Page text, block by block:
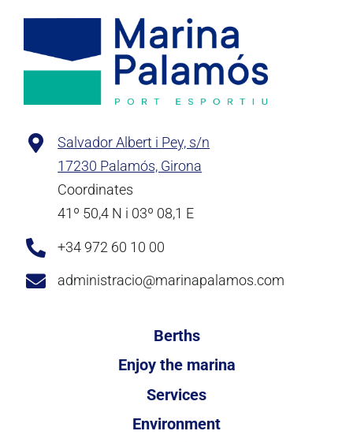
Salvador Albert i Pey, s/n
17230 Palamós, Girona
Coordinates
41º 50,4 N i 03º 08,1 E
+34 972 60 10 00
administracio@marinapalamos.com
Berths
Enjoy the marina
Services
Environment